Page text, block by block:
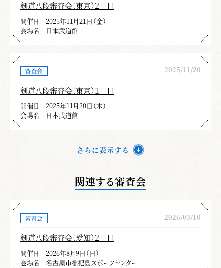
剣道八段審査会（東京）２日目
開催日
2025年11月21日（金）
会場名
日本武道館
審査会 2025/11/20
剣道八段審査会（東京）１日目
開催日
2025年11月20日（木）
会場名
日本武道館
さらに表示する
関連する審査会
審査会 2026/03/10
剣道八段審査会（愛知）２日目
開催日
2026年8月9日（日）
会場名
名古屋市枇杷島スポーツセンター